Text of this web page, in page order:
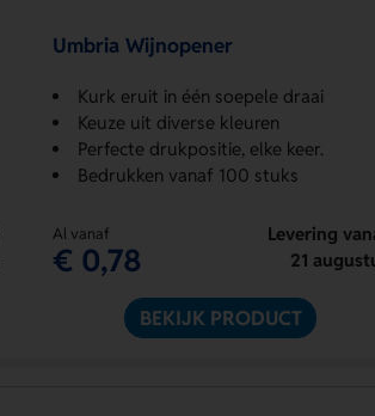
Umbria Wijnopener
Kurk eruit in één soepele draai
Keuze uit diverse kleuren
Perfecte drukpositie, elke keer.
Bedrukken vanaf 100 stuks
Al vanaf
€ 0,78
Levering
21
BEKIJK PRODUCT